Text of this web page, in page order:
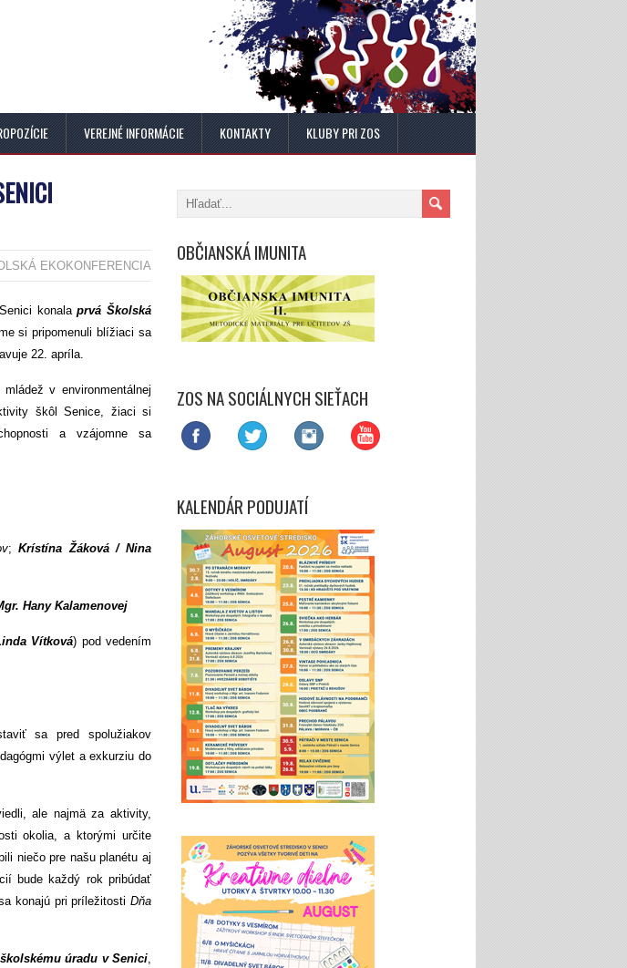
VEREJNÉ INFORMÁCIE KONTAKTY KLUBY PRI ZOS
EKOKONFERENCIA
konalaprvá Školská
si pripomenuli blížiaci sa
22. apríla.
v environmentálnej
škôl Senice, žiaci si
a vzájomne sa
;Krístína Žáková / Nina
Hany Kalamenovej
Vítková) pod vedením
sa pred spolužiakov
výlet a exkurziu do
ale najmä za aktivity,
okolia, a ktorými určite
niečo pre našu planétu aj
bude každý rok pribúdať
konajú pri príležitosti Dňa
úradu v Senici,
OBČIANSKÁ IMUNITA
ZOS NA SOCIÁLNYCH SIEŤACH
KALENDÁR PODUJATÍ